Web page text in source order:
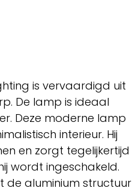
is vervaardigd uit
De lamp is ideaal
Deze moderne lamp
interieur. Hij
en zorgt tegelijkertijd
wordt ingeschakeld.
de aluminium structuur